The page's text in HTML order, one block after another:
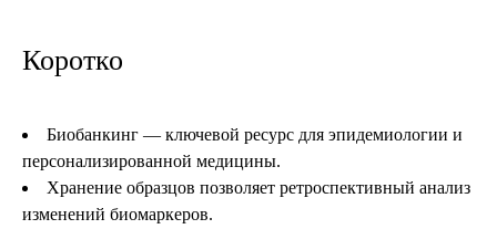
Коротко
Биобанкинг — ключевой ресурс для эпидемиологии и
персонализированной медицины.
Хранение образцов позволяет ретроспективный анализ
изменений биомаркеров.